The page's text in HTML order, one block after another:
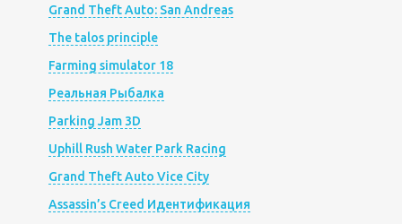
Grand Theft Auto: San Andreas
The talos principle
Farming simulator 18
Реальная Рыбалка
Parking Jam 3D
Uphill Rush Water Park Racing
Grand Theft Auto Vice City
Assassin’s Creed Идентификация